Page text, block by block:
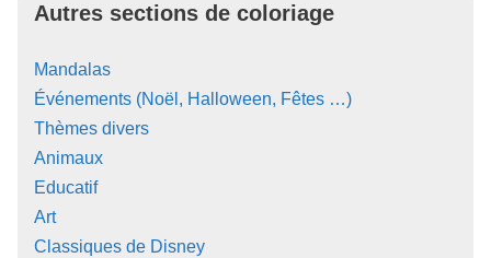
Autres sections de coloriage
Mandalas
Événements (Noël, Halloween, Fêtes …)
Thèmes divers
Animaux
Educatif
Art
Classiques de Disney